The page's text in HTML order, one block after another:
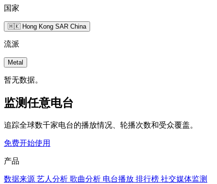
国家
🇭🇰 Hong Kong SAR China
流派
Metal
暂无数据。
监测任意电台
追踪全球数千家电台的播放情况、轮播次数和受众覆盖。
免费开始使用
产品
数据来源 艺人分析 歌曲分析 电台播放 排行榜 社交媒体监测